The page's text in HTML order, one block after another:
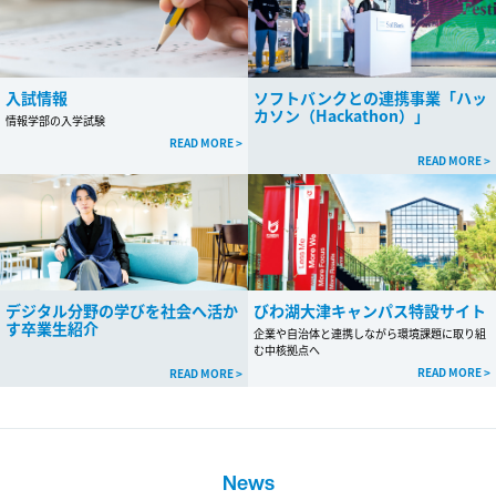
入試情報
情報学部の入学試験
READ MORE >
ソフトバンクとの連携事業「ハッ
カソン（Hackathon）」
READ MORE >
デジタル分野の学びを社会へ活か
す卒業生紹介
READ MORE >
びわ湖大津キャンパス特設サイト
企業や自治体と連携しながら環境課題に取り組
む中核拠点へ
READ MORE >
News